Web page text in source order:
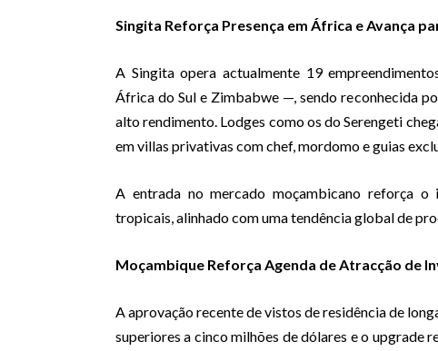
Singita Reforça Presença em África e Avança
A Singita opera actualmente 19
África do Sul e Zimbabwe —, sendo reconhecida
alto rendimento. Lodges como os do Serengeti
em villas privativas com chef, mordomo e guias
A entrada no mercado moçambicano reforça o
tropicais, alinhado com uma tendência global de
Moçambique Reforça Agenda de Atracção de
A aprovação recente de vistos de residência de
superiores a cinco milhões de dólares e o